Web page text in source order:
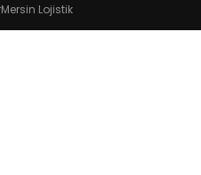
Mersin Lojistik